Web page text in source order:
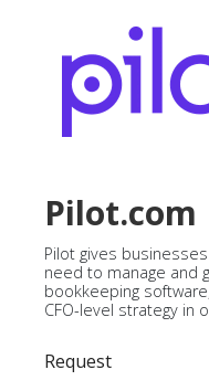
Pilot.com
Pilot gives
need to manage and
bookkeeping
CFO-level strategy in
Request